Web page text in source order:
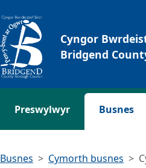
Cyngor
Bridgend
Preswylwyr Busnes
Busnes Cymorth busnes